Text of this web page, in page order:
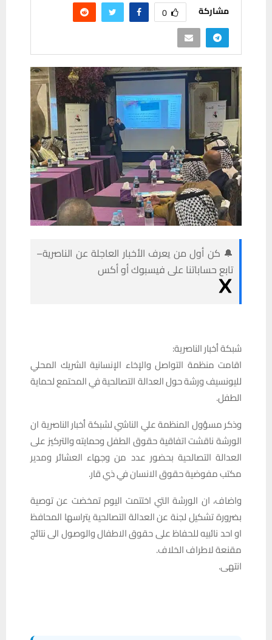
مشاركة 0
🔔 كن أول من يعرف الأخبار العاجلة عن الناصرية–
تابع حساباتنا على فيسبوك أو أكس
شبكة أخبار الناصرية:
اقامت منظمة التواصل والإخاء الإنسانية الشريك المحلي
لليونسيف ورشة حول العدالة التصالحية في المحتمع لحماية
الطفل.
وذكر مسؤول المنظمة علي الناشي لشبكة أخبار الناصرية ان
الورشة ناقشت اتفاقية حقوق الطفل وحمايته والتركيز على
العدالة التصالحية بحضور عدد من وجهاء العشائر ومدير
مكتب مفوضية حقوق الانسان في ذي قار.
واضاف، ان الورشة التي اختتمت اليوم تمخضت عن توصية
بضرورة تشكيل لجنة عن العدالة التصالحية يتراسها المحافظ
او احد نائبيه للحفاظ على حقوق الاطفال والوصول الى نتائج
مقنعة لاطراف الخلاف.
انتهى.